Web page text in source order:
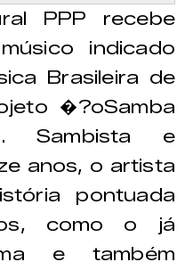
PPP recebe
indicado
Brasileira de
�?oSamba
Sambista e
anos, o artista
pontuada
como o já
e também